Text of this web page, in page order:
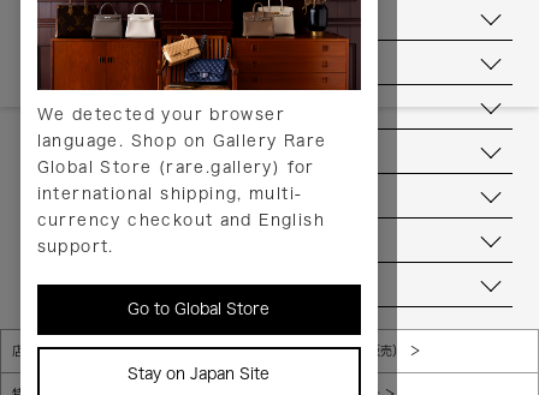
We detected your browser
language. Shop on Gallery Rare
Global Store (rare.gallery) for
international shipping, multi-
currency checkout and English
support.
Go to Global Store
Stay on Japan Site
配送について
送料について
返品について
ヘルプ
お問い合わせ
当店について
店舗一覧 販売規約（店頭販売）